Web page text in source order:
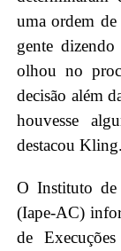
uma ordem
gente
olhou no
decisão além
houvesse
destacou Kling.
O Instituto de
(Iape-AC)
de